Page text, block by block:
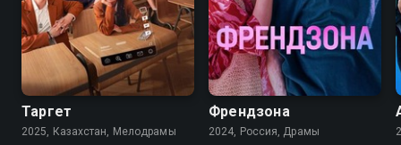
7.4 5.2
Таргет
2025, Казахстан, Мелодрамы
6.9 7.8
Френдзона
2024, Россия, Драмы